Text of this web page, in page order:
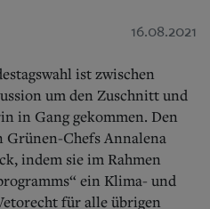
sind
Ausgabe
Westpreußen
16.08.2021
ist zwischen
um den Zuschnitt und
in Gang gekommen. Den
Grünen-Chefs Annalena
indem sie im Rahmen
ein Klima- und
für alle übrigen